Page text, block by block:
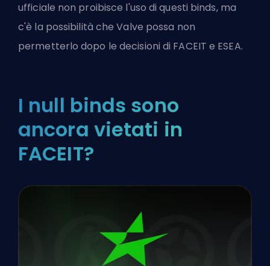
ufficiale non proibisce l'uso di questi binds, ma
c'è la possibilità che Valve possa non
permetterlo dopo le decisioni di FACEIT e ESEA.
I null binds sono
ancora vietati in
FACEIT?